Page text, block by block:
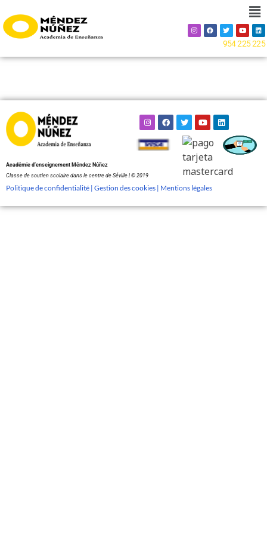
954 225 225
Académie d’enseignement Méndez Núñez
Classe de soutien scolaire dans le centre de Séville | © 2019
Politique de confidentialité | Gestion des cookies | Mentions légales